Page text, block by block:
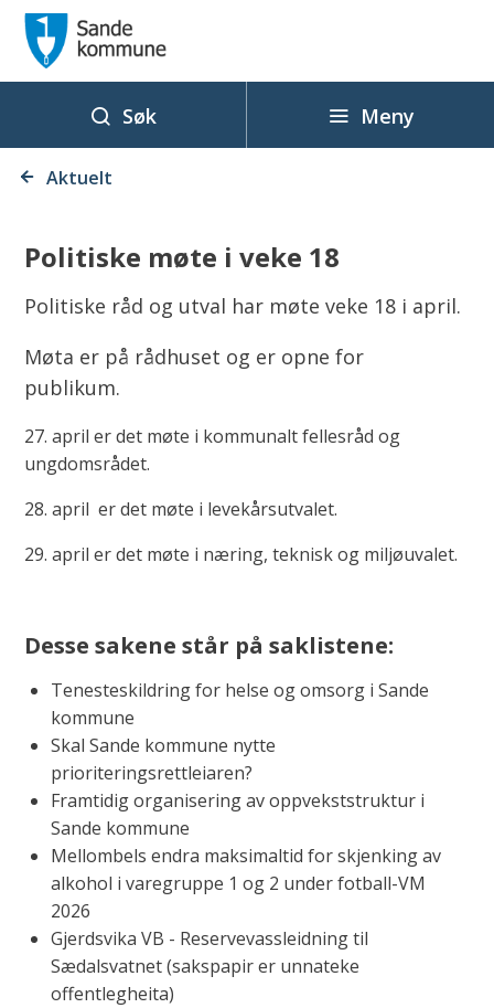
a
n
e
m
m
u
e
Søk Meny
Du Aktuelt
Politiske møte i veke 18
Politiske råd og utval har møte veke 18 i april.
Møta er på rådhuset og er opne for
publikum.
27. april er det møte i kommunalt fellesråd og
ungdomsrådet.
28. april er det møte i levekårsutvalet.
29. april er det møte i næring, teknisk og miljøuvalet.
Desse sakene står på saklistene:
Tenesteskildring for helse og omsorg i Sande
kommune
Skal Sande kommune nytte
prioriteringsrettleiaren?
Framtidig organisering av oppvekststruktur i
Sande kommune
Mellombels endra maksimaltid for skjenking av
alkohol i varegruppe 1 og 2 under fotball-VM
2026
Gjerdsvika VB - Reservevassleidning til
Sædalsvatnet (sakspapir er unnateke
offentlegheita)